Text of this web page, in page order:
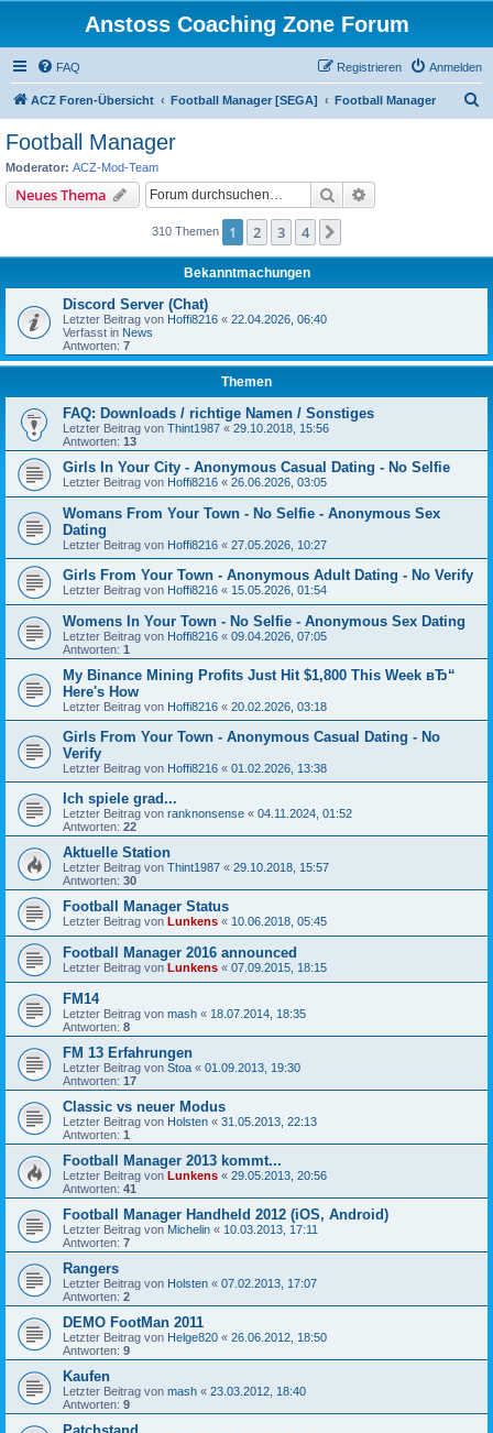
Anstoss Coaching Zone Forum
FAQ Anmelden
Registrieren
ACZ Foren-Übersicht Football Manager [SEGA] Football Manager
Football Manager
Moderator: ACZ-Mod-Team
Neues Thema Suche
310 Themen 1 2 3 4
Bekanntmachungen
Discord Server (Chat)
Letzter Beitrag von Hoffi8216 « 22.04.2026, 06:40
Verfasst in News
Antworten: 7
Themen
FAQ: Downloads / richtige Namen / Sonstiges
Letzter Beitrag von Thint1987 « 29.10.2018, 15:56
Antworten: 13
Girls In Your City - Anonymous Casual Dating - No Selfie
Letzter Beitrag von Hoffi8216 « 26.06.2026, 03:05
Womans From Your Town - No Selfie - Anonymous Sex
Dating
Letzter Beitrag von Hoffi8216 « 27.05.2026, 10:27
Girls From Your Town - Anonymous Adult Dating - No Verify
Letzter Beitrag von Hoffi8216 « 15.05.2026, 01:54
Womens In Your Town - No Selfie - Anonymous Sex Dating
Letzter Beitrag von Hoffi8216 « 09.04.2026, 07:05
Antworten: 1
My Binance Mining Profits Just Hit $1,800 This Week вЂ“
Here's How
Letzter Beitrag von Hoffi8216 « 20.02.2026, 03:18
Girls From Your Town - Anonymous Casual Dating - No
Verify
Letzter Beitrag von Hoffi8216 « 01.02.2026, 13:38
Ich spiele grad...
Letzter Beitrag von ranknonsense « 04.11.2024, 01:52
Antworten: 22
Aktuelle Station
Letzter Beitrag von Thint1987 « 29.10.2018, 15:57
Antworten: 30
Football Manager Status
Letzter Beitrag von Lunkens « 10.06.2018, 05:45
Football Manager 2016 announced
Letzter Beitrag von Lunkens « 07.09.2015, 18:15
FM14
Letzter Beitrag von mash « 18.07.2014, 18:35
Antworten: 8
FM 13 Erfahrungen
Letzter Beitrag von Stoa « 01.09.2013, 19:30
Antworten: 17
Classic vs neuer Modus
Letzter Beitrag von Holsten « 31.05.2013, 22:13
Antworten: 1
Football Manager 2013 kommt...
Letzter Beitrag von Lunkens « 29.05.2013, 20:56
Antworten: 41
Football Manager Handheld 2012 (iOS, Android)
Letzter Beitrag von Michelin « 10.03.2013, 17:11
Antworten: 7
Rangers
Letzter Beitrag von Holsten « 07.02.2013, 17:07
Antworten: 2
DEMO FootMan 2011
Letzter Beitrag von Helge820 « 26.06.2012, 18:50
Antworten: 9
Kaufen
Letzter Beitrag von mash « 23.03.2012, 18:40
Antworten: 9
Patchstand